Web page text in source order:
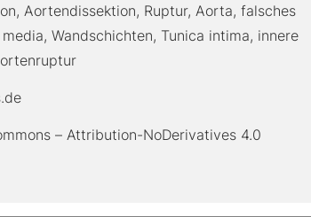
Aortendissektion, Ruptur, Aorta, falsches
Wandschichten, Tunica intima, innere
– Attribution-NoDerivatives 4.0